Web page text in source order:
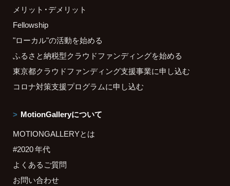
メリット・デメリット
Fellowship
"ローカル"の活動を始める
ふるさと納税型クラウドファンディングを始める
東京都クラウドファンディング支援事業に申し込む
コロナ対策支援プログラムに申し込む
MotionGalleryについて
MOTIONGALLERYとは
#2020 年代
よくあるご質問
お問い合わせ